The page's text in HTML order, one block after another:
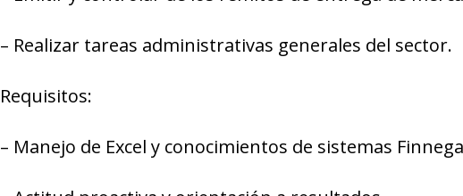
– Realizar tareas administrativas generales del sector.
Requisitos:
– Manejo de Excel y conocimientos de sistemas